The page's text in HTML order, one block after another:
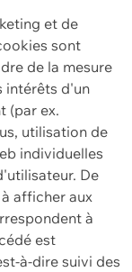
et de
sont
de la mesure
intérêts d'un
(par ex.
utilisation de
individuelles
De
afficher aux
à
est
à-dire suivi des